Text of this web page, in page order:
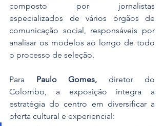
composto por jornalistas
especializados de vários órgãos de
comunicação social, responsáveis por
analisar os modelos ao longo de todo
o processo de seleção.
Para Paulo Gomes, diretor do
Colombo, a exposição integra a
estratégia do centro em diversificar a
oferta cultural e experiencial: